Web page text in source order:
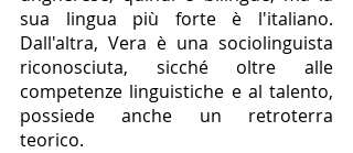
sua lingua più forte è l'italiano.
Dall'altra, Vera è una sociolinguista
riconosciuta, sicché oltre alle
competenze linguistiche e al talento,
possiede anche un retroterra
teorico.